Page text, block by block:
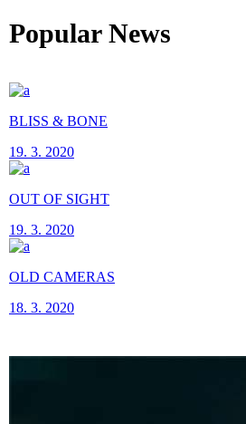
Popular News
BLISS & BONE
19. 3. 2020
OUT OF SIGHT
19. 3. 2020
OLD CAMERAS
18. 3. 2020